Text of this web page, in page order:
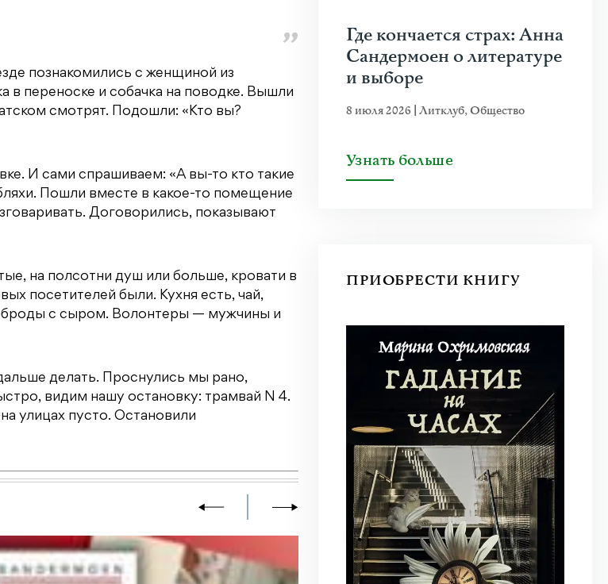
познакомились с женщиной из
в переноске и собачка на поводке. Вышли
смотрят. Подошли: «Кто вы?
И сами спрашиваем: «А вы-то кто такие
Пошли вместе в какое-то помещение
Договорились, показывают
на полсотни душ или больше, кровати в
посетителей были. Кухня есть, чай,
с сыром. Волонтеры — мужчины и
делать. Проснулись мы рано,
видим нашу остановку: трамвай N 4.
улицах пусто. Остановили
Где кончается страх: Анна
Сандермоен о литературе
и выборе
8 июля 2026 Литклуб,Общество
Узнать больше
ПРИОБРЕСТИ КНИГУ